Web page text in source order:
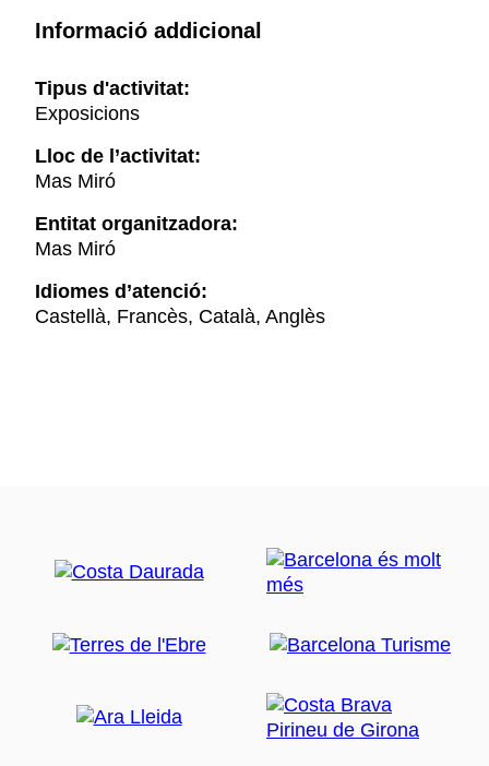
Informació addicional
Tipus d'activitat:
Exposicions
Lloc de l’activitat:
Mas Miró
Entitat organitzadora:
Mas Miró
Idiomes d’atenció:
Castellà, Francès, Català, Anglès